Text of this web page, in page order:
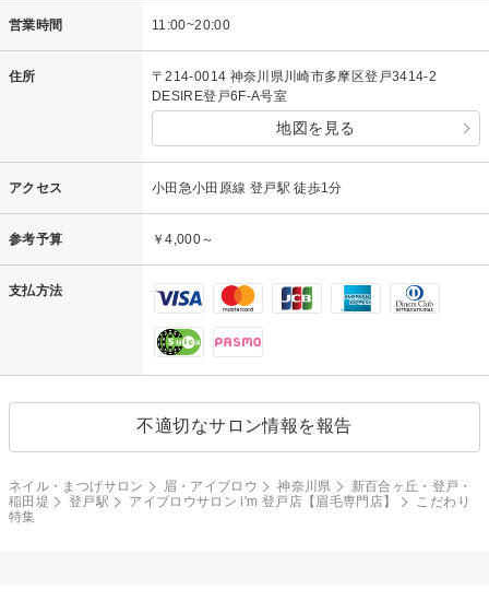
営業時間 11:00~20:00
住所
〒214-0014 神奈川県川崎市多摩区登戸3414-2
DESIRE登戸6F-A号室
地図を見る
アクセス 小田急小田原線 登戸駅 徒歩1分
参考予算 ￥4,000～
支払方法
不適切なサロン情報を報告
ネイル・まつげサロン 眉・アイブロウ 神奈川県
新百合ヶ丘・登戸・
稲田堤
登戸駅 アイブロウサロン i'm 登戸店【眉毛専門店】
こだわり
特集